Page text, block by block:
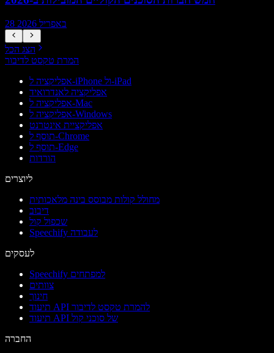
28 באפריל 2026
הצג הכל
המרת טקסט לדיבור
אפליקציה ל-iPhone ול-iPad
אפליקציה לאנדרואיד
אפליקציה ל-Mac
אפליקציה ל-Windows
אפליקציית אינטרנט
תוסף ל-Chrome
תוסף ל-Edge
הורדות
ליוצרים
מחולל קולות מבוסס בינה מלאכותית
דיבוב
שכפול קול
Speechify לעבודה
לעסקים
Speechify למפתחים
צוותים
חינוך
תיעוד API להמרת טקסט לדיבור
תיעוד API של סוכני קול
החברה